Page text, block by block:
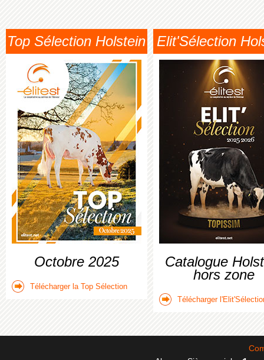
Top Sélection Holstein
Octobre 2025
Télécharger la Top Sélection
Elit'Sélection
Catalogue
hors zone
Télécharger